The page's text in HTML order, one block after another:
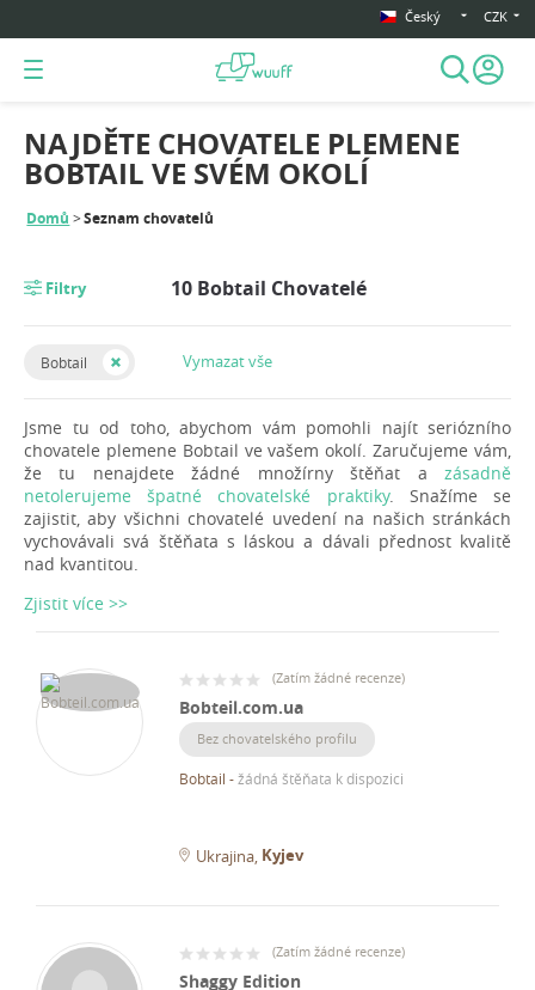
Český CZK
Domů Seznam chovatelů
NAJDĚTE CHOVATELE PLEMENE
BOBTAIL VE SVÉM OKOLÍ
Filtry 10 Bobtail Chovatelé
Bobtail Vymazat vše
Jsme tu od toho, abychom vám pomohli najít seriózního
chovatele plemene Bobtail ve vašem okolí. Zaručujeme vám,
že tu nenajdete žádné množírny štěňat a zásadně
netolerujeme špatné chovatelské praktiky. Snažíme se
zajistit, aby všichni chovatelé uvedení na našich stránkách
vychovávali svá štěňata s láskou a dávali přednost kvalitě
nad kvantitou.
Zjistit více >>
(Zatím žádné recenze)
Bobteil.com.ua
Bez chovatelského profilu
Bobtail -žádná štěňata k dispozici
Ukrajina Kyjev
(Zatím žádné recenze)
Shaggy Edition